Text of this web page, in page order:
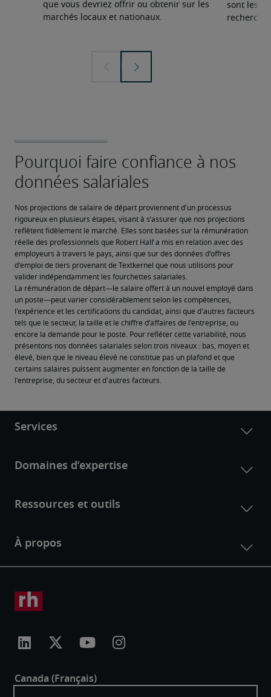
que vous devriez offrir ou obtenir sur les
marchés locaux et nationaux.
sont les
Nos projections de salaire de départ proviennent d'un processus
rigoureux en plusieurs étapes, visant à s’assurer que nos projections
reflètent fidèlement le marché. Elles sont basées sur la rémunération
réelle des professionnels que Robert Half a mis en relation avec des
employeurs à travers le pays, ainsi que sur des données d'offres
d'emploi de tiers provenant de Textkernel que nous utilisons pour
valider indépendamment les fourchettes salariales.
La rémunération de départ—le salaire offert à un nouvel employé dans
un poste—peut varier considérablement selon les compétences,
l'expérience et les certifications du candidat, ainsi que d'autres facteurs
tels que le secteur, la taille et le chiffre d’affaires de l'entreprise, ou
encore la demande pour le poste. Pour refléter cette variabilité, nous
présentons nos données salariales selon trois niveaux : bas, moyen et
élevé, bien que le niveau élevé ne constitue pas un plafond et que
certains salaires puissent augmenter en fonction de la taille de
l'entreprise, du secteur et d'autres facteurs.